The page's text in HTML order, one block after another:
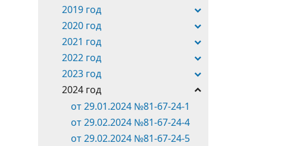
2019 год
2020 год
2021 год
2022 год
2023 год
2024 год
от 29.01.2024 №81-67-24-1
от 29.02.2024 №81-67-24-4
от 29.02.2024 №81-67-24-5